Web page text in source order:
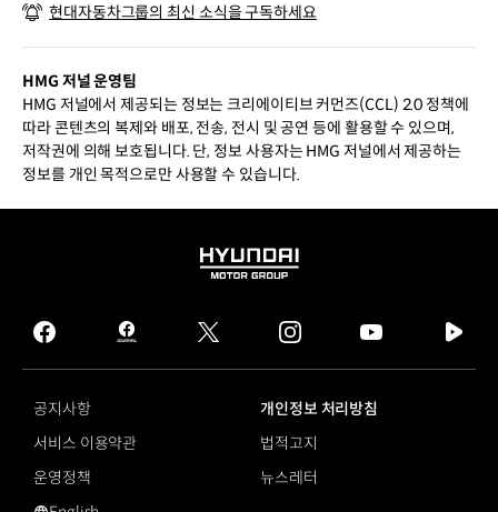
현대자동차그룹의 최신 소식을 구독하세요
HMG 저널 운영팀
HMG 저널에서 제공되는 정보는 크리에이티브 커먼즈(CCL) 2.0 정책에
따라 콘텐츠의 복제와 배포, 전송, 전시 및 공연 등에 활용할 수 있으며,
저작권에 의해 보호됩니다. 단, 정보 사용자는 HMG 저널에서 제공하는
정보를 개인 목적으로만 사용할 수 있습니다.
HYUNDAI
GROUP
facebook
hmg
journal
twitter instagram
tv
공지사항
개인정보 처리방침
서비스 이용약관
법적고지
운영정책
뉴스레터